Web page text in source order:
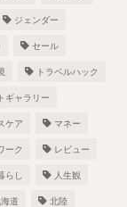
ジェンダー
セール
トラベルハック
ギャラリー
ケア マネー
ーク レビュー
らし 人生観
道 北陸